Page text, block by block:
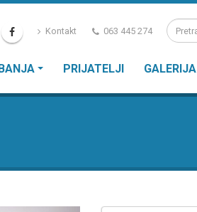
Kontakt 063 445 274
PRIJATELJI GALERIJA